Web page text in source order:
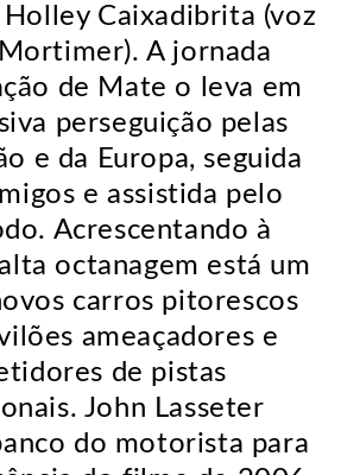
Caixadibrita (voz
A jornada
de Mate o leva em
perseguição pelas
e da Europa, seguida
e assistida pelo
Acrescentando à
octanagem está um
carros pitorescos
ameaçadores e
de pistas
John Lasseter
do motorista para